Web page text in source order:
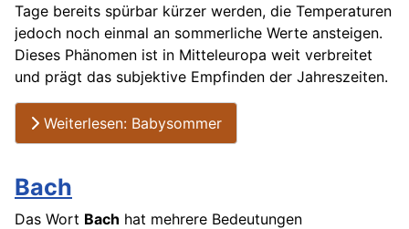
Tage bereits spürbar kürzer werden, die Temperaturen
jedoch noch einmal an sommerliche Werte ansteigen.
Dieses Phänomen ist in Mitteleuropa weit verbreitet
und prägt das subjektive Empfinden der Jahreszeiten.
Weiterlesen: Babysommer
Bach
Das Wort Bach hat mehrere Bedeutungen